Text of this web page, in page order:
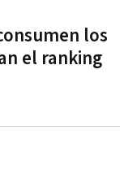
los
el ranking